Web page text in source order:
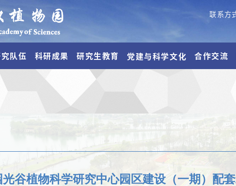
联系方
队伍 科研成果 研究生教育 党建与科学文化 合作交流
光谷植物科学研究中心园区建设（一期）